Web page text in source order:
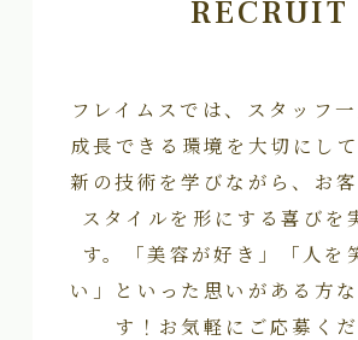
RECRUIT
フレイムスでは、スタッフ
成長できる環境を大切にし
新の技術を学びながら、お
スタイルを形にする喜びを
す。「美容が好き」「人を
い」といった思いがある方
す！お気軽にご応募くだ